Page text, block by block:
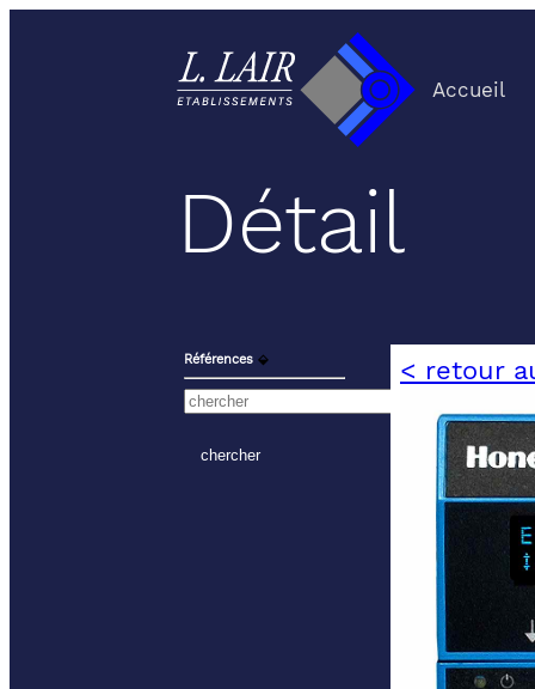
Accueil
Détail
Références ⬙ < retour